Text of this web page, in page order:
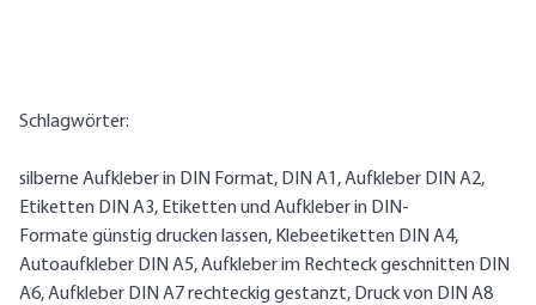
Schlagwörter:
silberne Aufkleber in DIN Format, DIN A1, Aufkleber DIN A2,
Etiketten DIN A3, Etiketten und Aufkleber in DIN-
Formate günstig drucken lassen, Klebeetiketten DIN A4,
Autoaufkleber DIN A5, Aufkleber im Rechteck geschnitten DIN
A6, Aufkleber DIN A7 rechteckig gestanzt, Druck von DIN A8